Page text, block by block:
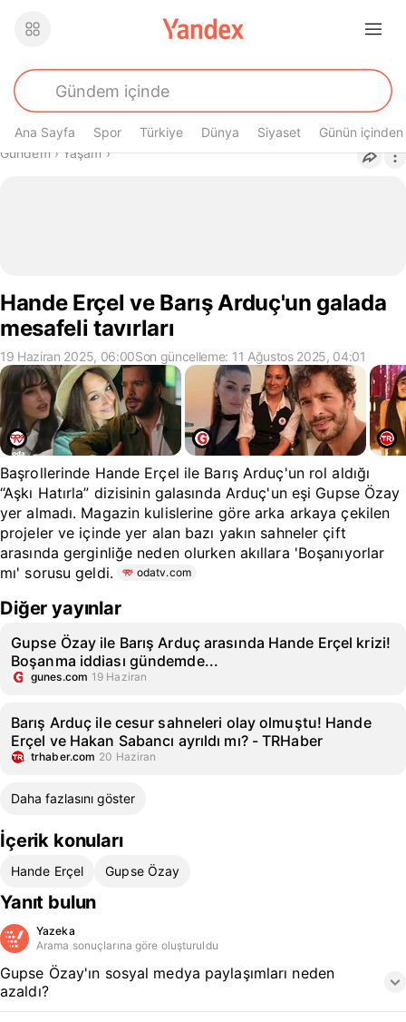
Ana Sayfa Spor Türkiye Dünya Siyaset Günün içinden
Buradasın
Gündem› Yaşam›
Hande Erçel ve Barış Arduç'un galada
mesafeli tavırları
19 Haziran 2025, 06:00Son güncelleme: 11 Ağustos 2025, 04:01
Başrollerinde Hande Erçel ile Barış Arduç'un rol aldığı
“Aşkı Hatırla” dizisinin galasında Arduç'un eşi Gupse Özay
yer almadı. Magazin kulislerine göre arka arkaya çekilen
projeler ve içinde yer alan bazı yakın sahneler çift
arasında gerginliğe neden olurken akıllara 'Boşanıyorlar
mı' sorusu geldi.
odatv.com
Diğer yayınlar
Gupse Özay ile Barış Arduç arasında Hande Erçel krizi!
Boşanma iddiası gündemde...
gunes.com 19 Haziran
Barış Arduç ile cesur sahneleri olay olmuştu! Hande
Erçel ve Hakan Sabancı ayrıldı mı? - TRHaber
trhaber.com 20 Haziran
Daha fazlasını göster
İçerik konuları
Hande Erçel Gupse Özay
Yanıt bulun
Yazeka
Arama sonuçlarına göre oluşturuldu
Gupse Özay'ın sosyal medya paylaşımları neden
azaldı?